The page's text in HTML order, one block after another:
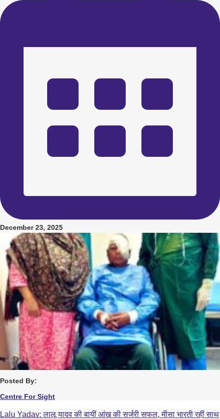
December 23, 2025
Posted By:
Centre For Sight
Lalu Yadav: लालू यादव की बायीं आंख की सर्जरी सफल, मीसा भारती रहीं साथ